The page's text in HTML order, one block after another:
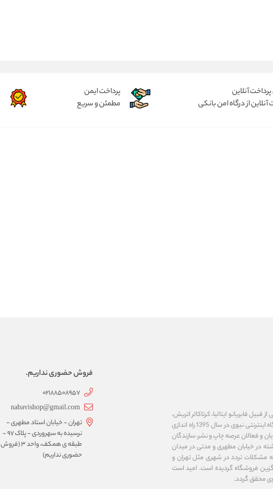
آنلاین
آنلاین از درگاه امن بانکی
پرداخت ایمن
مطمئن و سریع
فابریانو ایتالیا، کرتاکالر اتریش،
مایمری ایتالیا، ان تی ژاپن، کوه نور چک، نئوفوم کره و ... را عرضه می نماید. فروشگاه اینترنتی نبوی در سال 1395 راه اندازی
و فعالان عرصه چاپ و نشر، سازندگان
در خیابان مطهری و مدتی در میدان
مشکلات تردد در شهری مثل تهران و
فروشگاه گردیده است. امید است
محقق گردد.
فروش حضوری نداریم.
02188508957
nabavishop@gmail.com
تهران - خیابان استاد مطهری -
نرسیده به سهروردی - پلاک 97 -
طبقه ی همکف، واحد 3 (فروش
حضوری نداریم)